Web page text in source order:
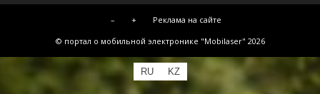
– +
Реклама на сайте
© портал о мобильной электронике "Mobilaser" 2026
RU KZ